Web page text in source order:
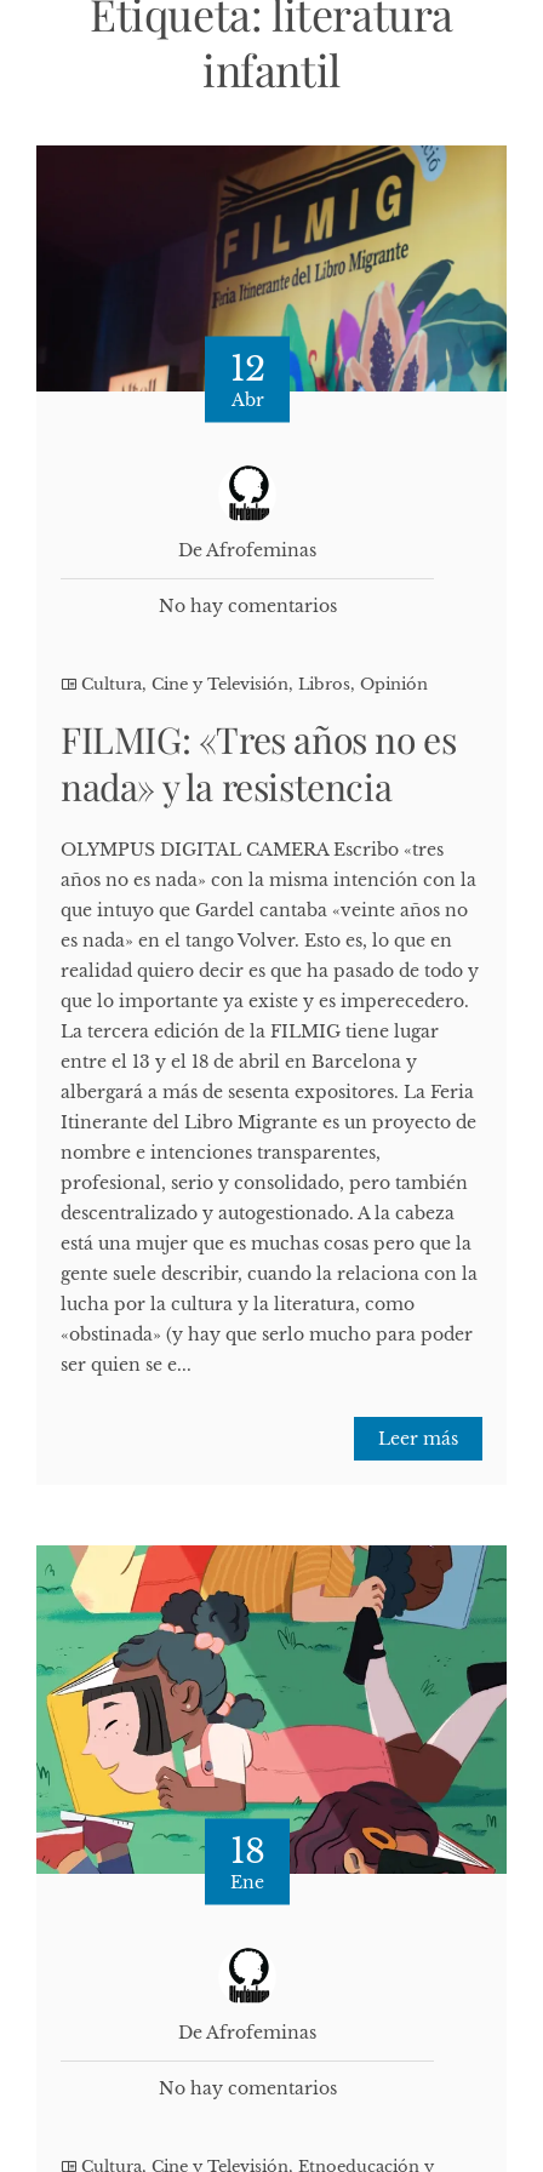
Etiqueta: literatura
infantil
12
Abr
De Afrofeminas
No hay comentarios
Cultura, Cine y Televisión, Libros, Opinión
FILMIG: «Tres años no es
nada» y la resistencia
OLYMPUS DIGITAL CAMERA Escribo «tres
años no es nada» con la misma intención con la
que intuyo que Gardel cantaba «veinte años no
es nada» en el tango Volver. Esto es, lo que en
realidad quiero decir es que ha pasado de todo y
que lo importante ya existe y es imperecedero.
La tercera edición de la FILMIG tiene lugar
entre el 13 y el 18 de abril en Barcelona y
albergará a más de sesenta expositores. La Feria
Itinerante del Libro Migrante es un proyecto de
nombre e intenciones transparentes,
profesional, serio y consolidado, pero también
descentralizado y autogestionado. A la cabeza
está una mujer que es muchas cosas pero que la
gente suele describir, cuando la relaciona con la
lucha por la cultura y la literatura, como
«obstinada» (y hay que serlo mucho para poder
ser quien se e...
Leer más
18
Ene
De Afrofeminas
No hay comentarios
Cultura, Cine y Televisión, Etnoeducación y